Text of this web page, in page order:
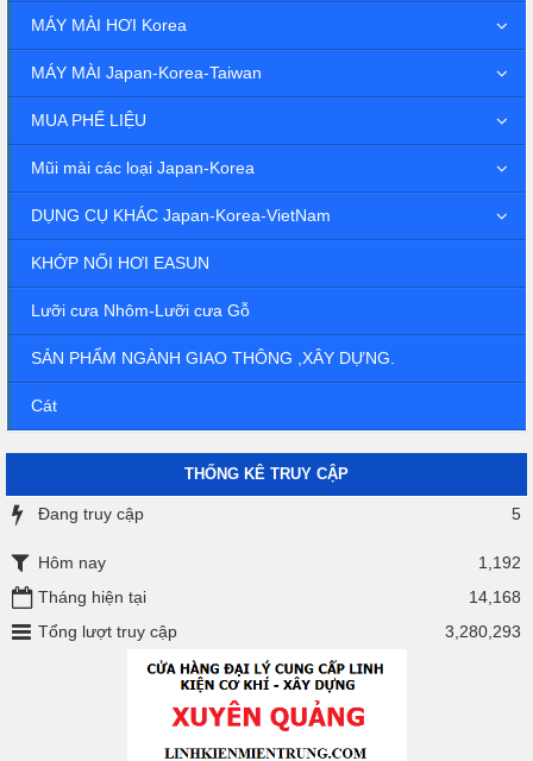
MÁY MÀI HƠI Korea
MÁY MÀI Japan-Korea-Taiwan
MUA PHẾ LIỆU
Mũi mài các loại Japan-Korea
DỤNG CỤ KHÁC Japan-Korea-VietNam
KHỚP NỐI HƠI EASUN
Lưỡi cưa Nhôm-Lưỡi cưa Gỗ
SẢN PHẨM NGÀNH GIAO THÔNG ,XÂY DỰNG.
Cát
THỐNG KÊ TRUY CẬP
Đang truy cập 5
Hôm nay
1,192
Tháng hiện tại
14,168
Tổng lượt truy cập
3,280,293